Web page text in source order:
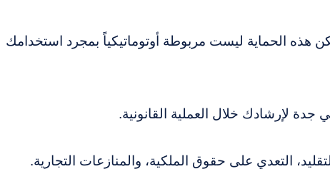
هذه الحماية ليست مربوطة أوتوماتيكياً بمجرد استخدامك
جدة لإرشادك خلال العملية القانونية.
التعدي على حقوق الملكية، والمنازعات التجارية.